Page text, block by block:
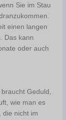
Sie im Stau
einen langen
Das kann
oder auch
Geduld,
wie man es
, die nicht im